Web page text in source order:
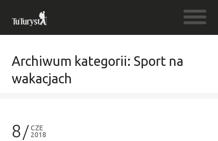
Archiwum kategorii: Sport na
wakacjach
8
CZE
2018